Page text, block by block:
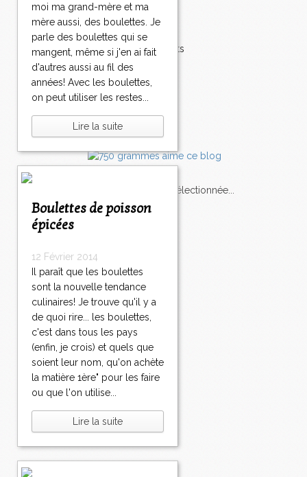
moi ma grand-mère et ma
mère aussi, des boulettes. Je
parle des boulettes qui se
mangent, même si j'en ai fait
d'autres aussi au fil des
années! Avec les boulettes,
on peut utiliser les restes...
Lire la suite
Boulettes de poisson
épicées
12 Février 2014
Il paraît que les boulettes
sont la nouvelle tendance
culinaires! Je trouve qu'il y a
de quoi rire... les boulettes,
c'est dans tous les pays
(enfin, je crois) et quels que
soient leur nom, qu'on achète
la matière 1ère" pour les faire
ou que l'on utilise...
Lire la suite
Soupe
Fêtes
Poisson
Accompagnements
Champignons
Chocolat
Tomates
Balade
L'Express style m'a sélectionnée...
articles récents